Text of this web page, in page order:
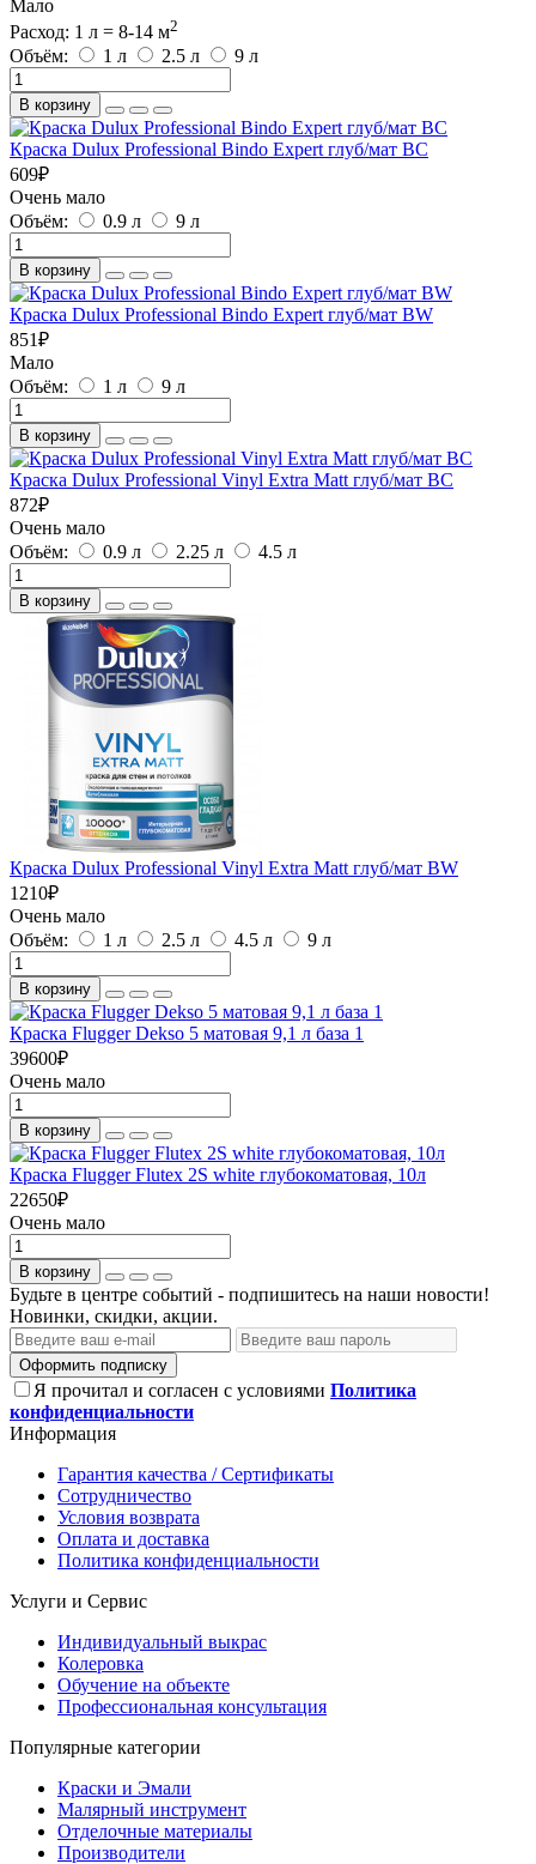
Мало
Расход: 1 л = 8-14 м2
Объём: 1 л 2.5 л 9 л
В корзину
Краска Dulux Professional Bindo Expert глуб/мат BC
609₽
Очень мало
Объём:
0.9 л 9 л
В корзину
Краска Dulux Professional Bindo Expert глуб/мат BW
851₽
Мало
Объём:
1 л 9 л
В корзину
Краска Dulux Professional Vinyl Extra Matt глуб/мат BC
872₽
Очень мало
Объём:
0.9 л 2.25 л 4.5 л
В корзину
Краска Dulux Professional Vinyl Extra Matt глуб/мат BW
1210₽
Очень мало
Объём:
1 л 2.5 л 4.5 л 9 л
В корзину
Краска Flugger Dekso 5 матовая 9,1 л база 1
39600₽
Очень мало
В корзину
Краска Flugger Flutex 2S white глубокоматовая, 10л
22650₽
Очень мало
В корзину
Будьте в центре событий - подпишитесь на наши новости!
Новинки, скидки, акции.
Оформить подписку
Я прочитал и согласен с условиями Политика
конфиденциальности
Информация
Гарантия качества / Сертификаты
Сотрудничество
Условия возврата
Оплата и доставка
Политика конфиденциальности
Услуги и Сервис
Индивидуальный выкрас
Колеровка
Обучение на объекте
Профессиональная консультация
Популярные категории
Краски и Эмали
Малярный инструмент
Отделочные материалы
Производители